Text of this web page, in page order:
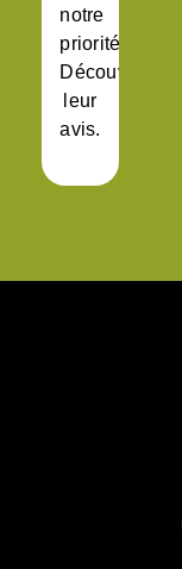
notre
priorité.
Découvrez
leur
avis.